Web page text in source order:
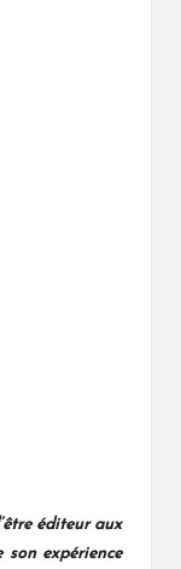
éditeur aux
expérience